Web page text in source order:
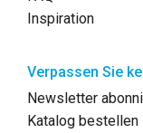
Inspiration
Verpassen Sie
Newsletter
Katalog bestellen